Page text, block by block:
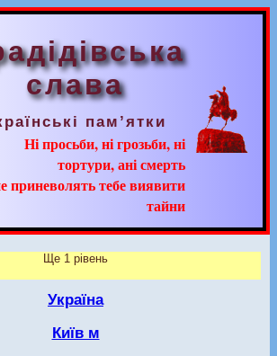
слава
пам’ятки
Ні просьби, ні грозьби, ні
тортури, ані смерть
приневолять тебе виявити
тайни
Ще 1 рівень
Україна
Київ м